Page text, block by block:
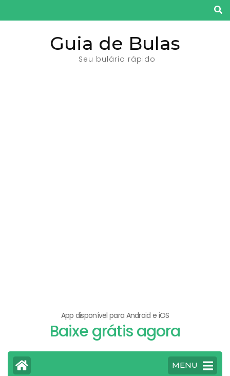
para
Guia de Bulas
Seu bulário rápido
App disponível para Android e iOS
Baixe grátis agora
MENU